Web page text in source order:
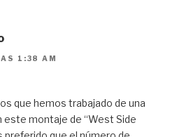
1:38 AM
que hemos trabajado de una
este montaje de “West Side